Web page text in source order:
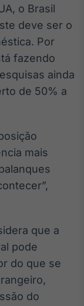
o Brasil
deve ser o
Por
fazendo
ainda
de 50% a
mais
que a
pode
do que se
do